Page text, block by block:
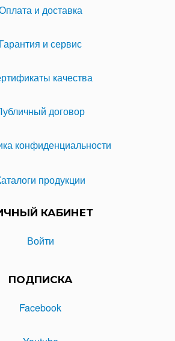
и доставка
Гарантия и сервис
качества
договор
конфиденциальности
продукции
КАБИНЕТ
Войти
ПОДПИСКА
Facebook